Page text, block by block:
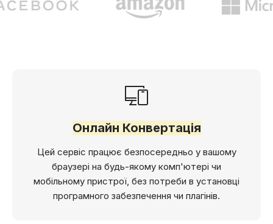
Онлайн Конвертація
Цей сервіс працює безпосередньо у вашому
браузері на будь-якому комп'ютері чи
мобільному пристрої, без потреби в установці
програмного забезпечення чи плагінів.